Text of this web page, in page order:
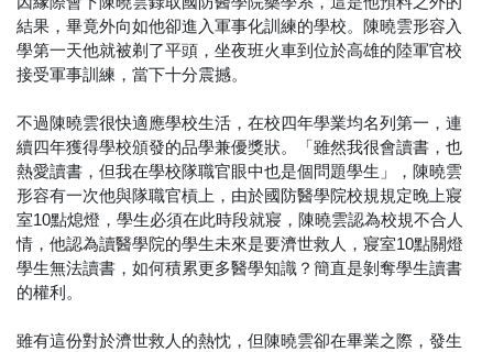
結果，畢竟外向如他卻進入軍事化訓練的學校。陳曉雲形容入
學第一天他就被剃了平頭，坐夜班火車到位於高雄的陸軍官校
接受軍事訓練，當下十分震撼。
不過陳曉雲很快適應學校生活，在校四年學業均名列第一，連
續四年獲得學校頒發的品學兼優獎狀。「雖然我很會讀書，也
熱愛讀書，但我在學校隊職官眼中也是個問題學生」，陳曉雲
形容有一次他與隊職官槓上，由於國防醫學院校規規定晚上寢
室10點熄燈，學生必須在此時段就寢，陳曉雲認為校規不合人
情，他認為讀醫學院的學生未來是要濟世救人，寢室10點關燈
學生無法讀書，如何積累更多醫學知識？簡直是剝奪學生讀書
的權利。
雖有這份對於濟世救人的熱忱，但陳曉雲卻在畢業之際，發生